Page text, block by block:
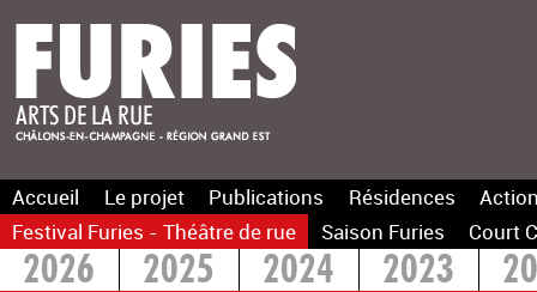
Accueil Le projet Publications Résidences
Festival Furies - Théâtre de rue
Saison Furies Court
2026 2025 2024 2023